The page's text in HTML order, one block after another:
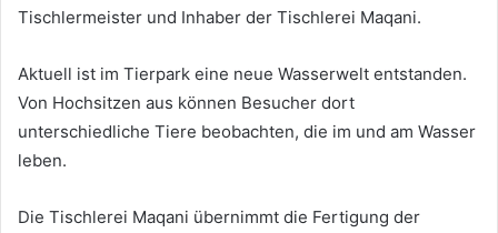
Tischlermeister und Inhaber der Tischlerei Maqani.
Aktuell ist im Tierpark eine neue Wasserwelt entstanden.
Von Hochsitzen aus können Besucher dort
unterschiedliche Tiere beobachten, die im und am Wasser
leben.
Die Tischlerei Maqani übernimmt die Fertigung der